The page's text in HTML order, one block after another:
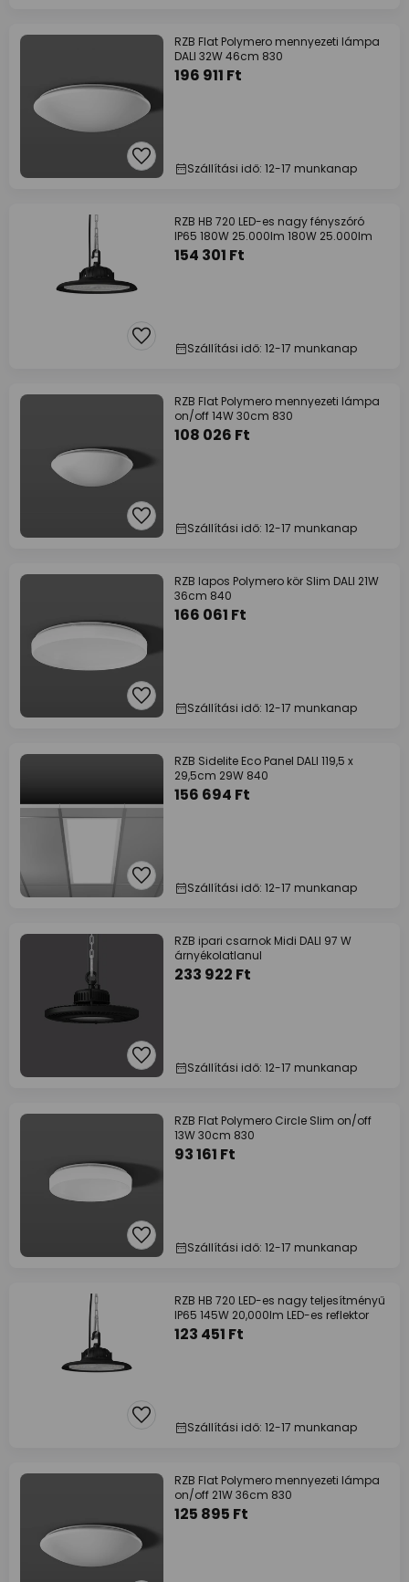
RZB Flat Polymero mennyezeti lámpa
DALI 32W 46cm 830
196 911 Ft
Szállítási idő: 12-17 munkanap
RZB HB 720 LED-es nagy fényszóró
IP65 180W 25.000lm 180W 25.000lm
154 301 Ft
Szállítási idő: 12-17 munkanap
RZB Flat Polymero mennyezeti lámpa
on/off 14W 30cm 830
108 026 Ft
Szállítási idő: 12-17 munkanap
RZB lapos Polymero kör Slim DALI 21W
36cm 840
166 061 Ft
Szállítási idő: 12-17 munkanap
RZB Sidelite Eco Panel DALI 119,5 x
29,5cm 29W 840
156 694 Ft
Szállítási idő: 12-17 munkanap
RZB ipari csarnok Midi DALI 97 W
árnyékolatlanul
233 922 Ft
Szállítási idő: 12-17 munkanap
RZB Flat Polymero Circle Slim on/off
13W 30cm 830
93 161 Ft
Szállítási idő: 12-17 munkanap
RZB HB 720 LED-es nagy teljesítményű
IP65 145W 20,000lm LED-es reflektor
123 451 Ft
Szállítási idő: 12-17 munkanap
RZB Flat Polymero mennyezeti lámpa
on/off 21W 36cm 830
125 895 Ft